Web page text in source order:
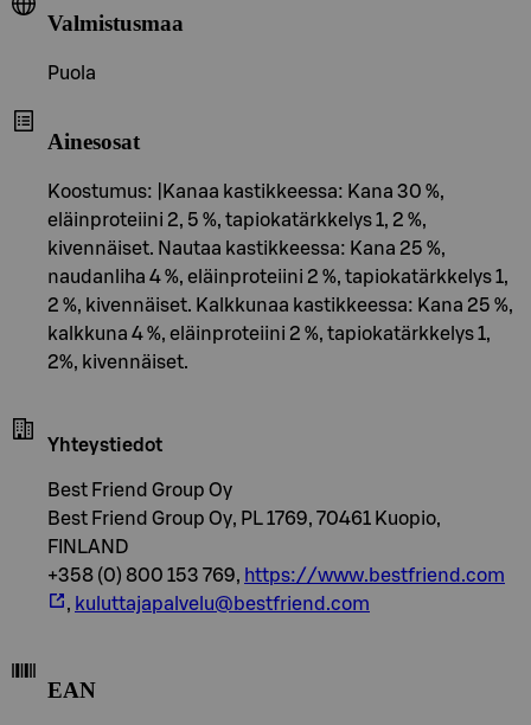
Valmistusmaa
Puola
Ainesosat
Koostumus: |Kanaa kastikkeessa: Kana 30 %,
eläinproteiini 2, 5 %, tapiokatärkkelys 1, 2 %,
kivennäiset. Nautaa kastikkeessa: Kana 25 %,
naudanliha 4 %, eläinproteiini 2 %, tapiokatärkkelys 1,
2 %, kivennäiset. Kalkkunaa kastikkeessa: Kana 25 %,
kalkkuna 4 %, eläinproteiini 2 %, tapiokatärkkelys 1,
2%, kivennäiset.
Yhteystiedot
Best Friend Group Oy
Best Friend Group Oy, PL 1769, 70461 Kuopio,
FINLAND
+358 (0) 800 153 769, https://www.bestfriend.com
, kuluttajapalvelu@bestfriend.com
EAN